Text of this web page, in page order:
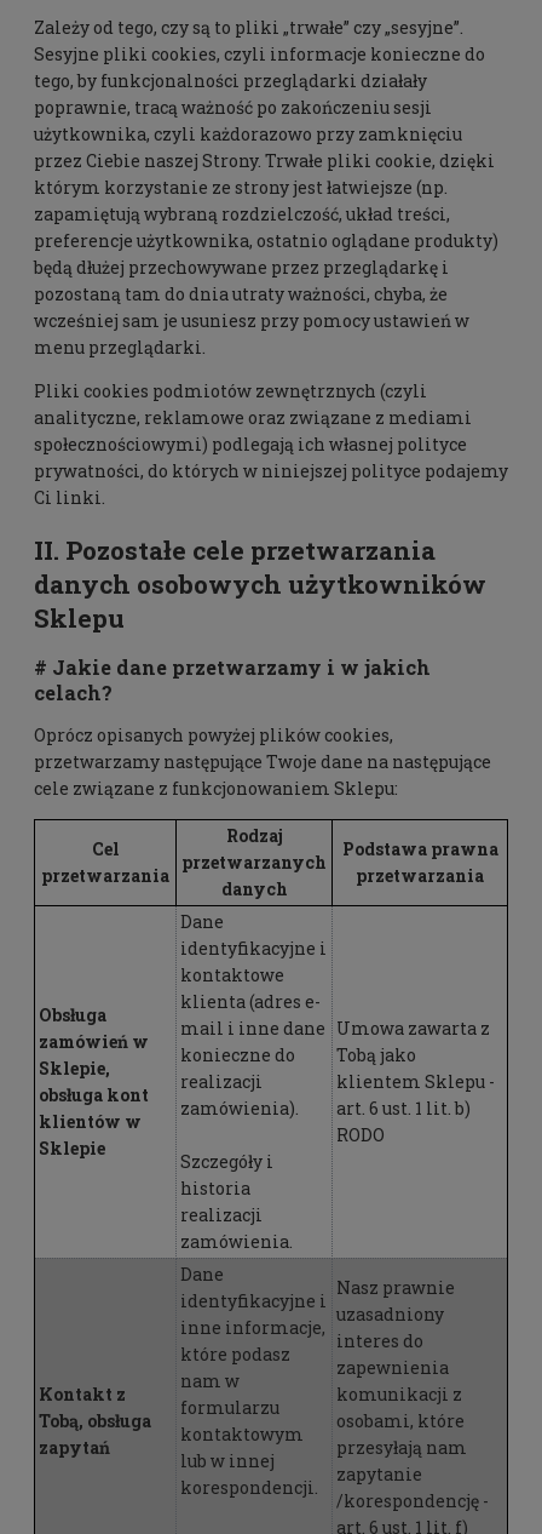
Zależy od tego, czy są to pliki „trwałe” czy „sesyjne”.
Sesyjne pliki cookies, czyli informacje konieczne do
tego, by funkcjonalności przeglądarki działały
poprawnie, tracą ważność po zakończeniu sesji
użytkownika, czyli każdorazowo przy zamknięciu
przez Ciebie naszej Strony. Trwałe pliki cookie, dzięki
którym korzystanie ze strony jest łatwiejsze (np.
zapamiętują wybraną rozdzielczość, układ treści,
preferencje użytkownika, ostatnio oglądane produkty)
będą dłużej przechowywane przez przeglądarkę i
pozostaną tam do dnia utraty ważności, chyba, że
wcześniej sam je usuniesz przy pomocy ustawień w
menu przeglądarki.
Pliki cookies podmiotów zewnętrznych (czyli
analityczne, reklamowe oraz związane z mediami
społecznościowymi) podlegają ich własnej polityce
prywatności, do których w niniejszej polityce podajemy
Ci linki.
II. Pozostałe cele przetwarzania
danych osobowych użytkowników
Sklepu
# Jakie dane przetwarzamy i w jakich
celach?
Oprócz opisanych powyżej plików cookies,
przetwarzamy następujące Twoje dane na następujące
cele związane z funkcjonowaniem Sklepu:
Cel
przetwarzania
Rodzaj
przetwarzanych
danych
Podstawa prawna
przetwarzania
Obsługa
zamówień w
Sklepie,
obsługa kont
klientów w
Sklepie
Dane
identyfikacyjne i
kontaktowe
klienta (adres e-
mail i inne dane
konieczne do
realizacji
zamówienia).
Szczegóły i
historia
realizacji
zamówienia.
Umowa zawarta z
Tobą jako
klientem Sklepu -
art. 6 ust. 1 lit. b)
RODO
Kontakt z
Tobą, obsługa
zapytań
Dane
identyfikacyjne i
inne informacje,
które podasz
nam w
formularzu
kontaktowym
lub w innej
korespondencji.
Nasz prawnie
uzasadniony
interes do
zapewnienia
komunikacji z
osobami, które
przesyłają nam
zapytanie
/korespondencję -
art. 6 ust. 1 lit. f)